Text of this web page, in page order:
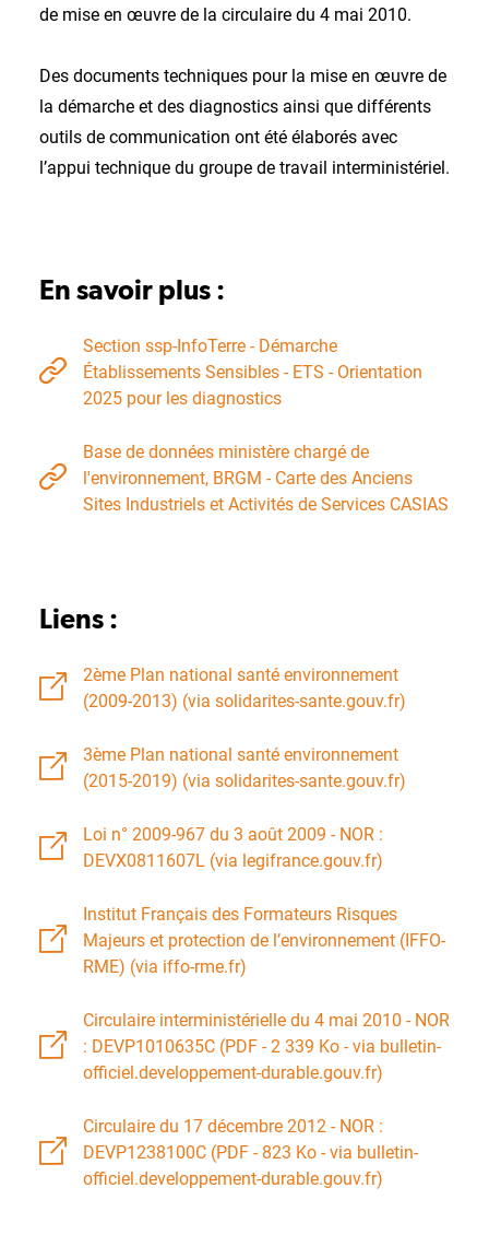
de mise en œuvre de la circulaire du 4 mai 2010.
Des documents techniques pour la mise en œuvre de
la démarche et des diagnostics ainsi que différents
outils de communication ont été élaborés avec
l’appui technique du groupe de travail interministériel.
En savoir plus :
Section ssp-InfoTerre - Démarche
Établissements Sensibles - ETS - Orientation
2025 pour les diagnostics
Base de données ministère chargé de
l'environnement, BRGM - Carte des Anciens
Sites Industriels et Activités de Services CASIAS
Liens :
2ème Plan national santé environnement
(2009-2013) (via solidarites-sante.gouv.fr)
3ème Plan national santé environnement
(2015-2019) (via solidarites-sante.gouv.fr)
Loi n° 2009-967 du 3 août 2009 - NOR :
DEVX0811607L (via legifrance.gouv.fr)
Institut Français des Formateurs Risques
Majeurs et protection de l’environnement (IFFO-
RME) (via iffo-rme.fr)
Circulaire interministérielle du 4 mai 2010 - NOR
: DEVP1010635C (PDF - 2 339 Ko - via bulletin-
officiel.developpement-durable.gouv.fr)
Circulaire du 17 décembre 2012 - NOR :
DEVP1238100C (PDF - 823 Ko - via bulletin-
officiel.developpement-durable.gouv.fr)